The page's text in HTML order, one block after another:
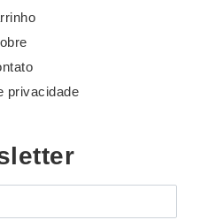
privacidade